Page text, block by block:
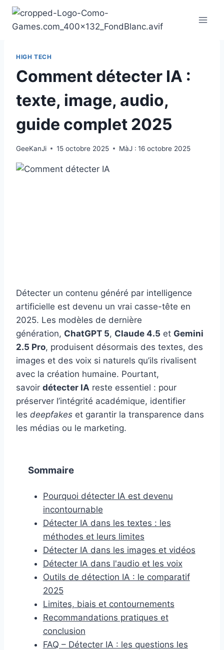
Aller
contenu
HIGH TECH
Comment détecter IA :
texte, image, audio,
guide complet 2025
GeeKanJi 15 octobre 2025 MàJ : 16 octobre 2025
Détecter un contenu généré par intelligence
artificielle est devenu un vrai casse-tête en
2025. Les modèles de dernière
génération, ChatGPT 5, Claude 4.5 et Gemini
2.5 Pro, produisent désormais des textes, des
images et des voix si naturels qu’ils rivalisent
avec la création humaine. Pourtant,
savoir détecter IA reste essentiel : pour
préserver l’intégrité académique, identifier
les deepfakes et garantir la transparence dans
les médias ou le marketing.
Sommaire
Pourquoi détecter IA est devenu
incontournable
Détecter IA dans les textes : les
méthodes et leurs limites
Détecter IA dans les images et vidéos
Détecter IA dans l'audio et les voix
Outils de détection IA : le comparatif
2025
Limites, biais et contournements
Recommandations pratiques et
conclusion
FAQ – Détecter IA : les questions les